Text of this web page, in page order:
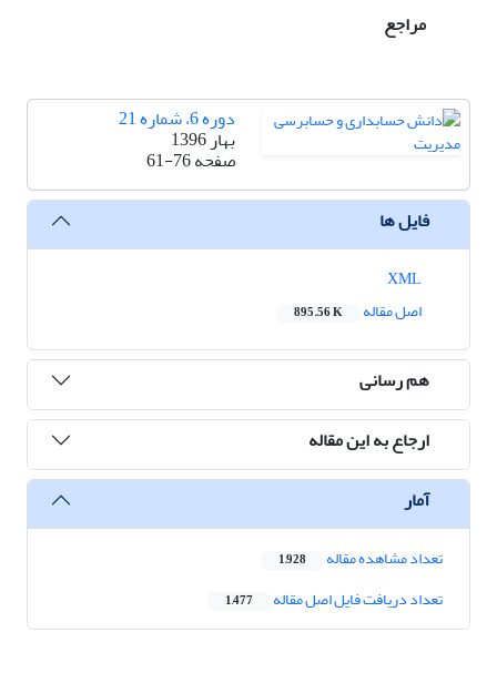
مراجع
دوره 6، شماره 21
بهار 1396
صفحه61-76
فایل ها
اصل مقاله
895.56 K
هم رسانی
ارجاع به این مقاله
آمار
تعداد مشاهده مقاله 1,928
تعداد دریافت فایل اصل مقاله 1,477